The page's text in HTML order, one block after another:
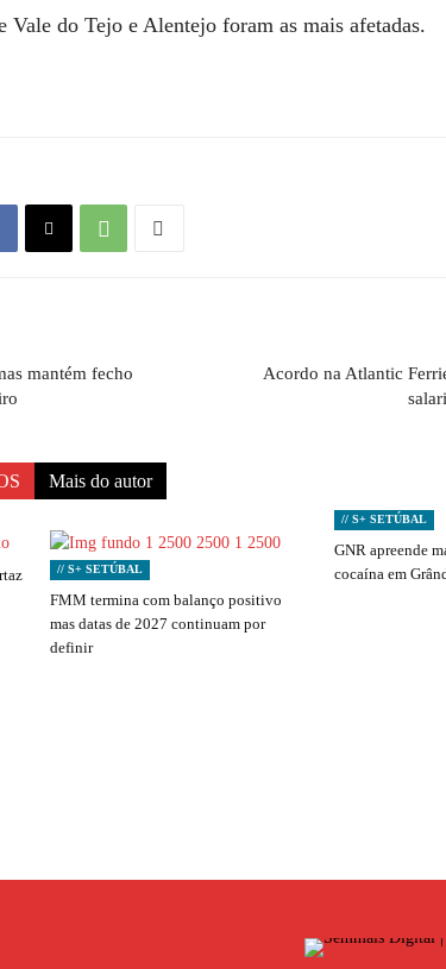
Vale do Tejo e Alentejo foram as mais afetadas.
mantém fecho
Acordo na Atlantic
Mais do autor
// S+ SETÚBAL
FMM termina com balanço positivo
mas datas de 2027 continuam por
definir
// S+ SETÚBAL
GNR apreende
cocaína em